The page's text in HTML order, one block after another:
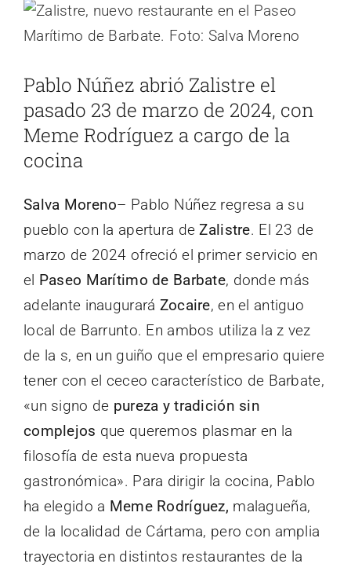
Ver
imagen
grande
Pablo Núñez abrió Zalistre el
pasado 23 de marzo de 2024, con
Meme Rodríguez a cargo de la
cocina
Salva Moreno– Pablo Núñez regresa a su
pueblo con la apertura de Zalistre. El 23 de
marzo de 2024 ofreció el primer servicio en
el Paseo Marítimo de Barbate, donde más
adelante inaugurará Zocaire, en el antiguo
local de Barrunto. En ambos utiliza la z vez
de la s, en un guiño que el empresario quiere
tener con el ceceo característico de Barbate,
«un signo de pureza y tradición sin
complejos que queremos plasmar en la
filosofía de esta nueva propuesta
gastronómica». Para dirigir la cocina, Pablo
ha elegido a Meme Rodríguez, malagueña,
de la localidad de Cártama, pero con amplia
trayectoria en distintos restaurantes de la